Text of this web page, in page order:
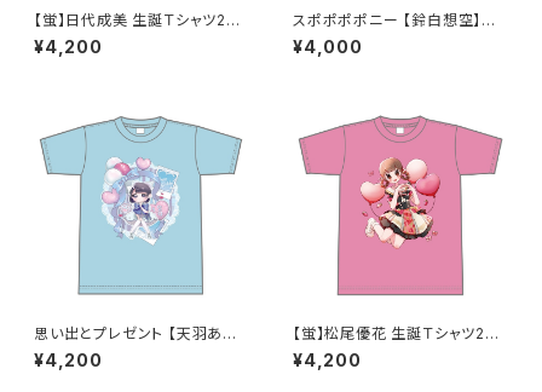
【蛍】日代成美 生誕Ｔシャツ202
5 XXL〜XXXLサイズ
¥4,200
スポポポポニー 【鈴白想空】生
誕祭Tシャツ2026 S〜XLサイ
ズ
¥4,000
思い出とプレゼント 【天羽あい】
生誕Ｔシャツ XXL〜 XXXLサイ
ズ
¥4,200
【蛍】松尾優花 生誕Ｔシャツ202
5 XXL〜XXXLサイズ
¥4,200